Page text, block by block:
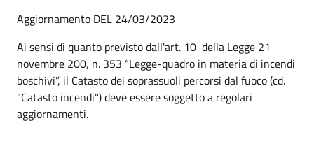
Aggiornamento DEL 24/03/2023
Ai sensi di quanto previsto dall'art. 10 della Legge 21
novembre 200, n. 353 “Legge-quadro in materia di incendi
boschivi”, il Catasto dei soprassuoli percorsi dal fuoco (cd.
"Catasto incendi") deve essere soggetto a regolari
aggiornamenti.